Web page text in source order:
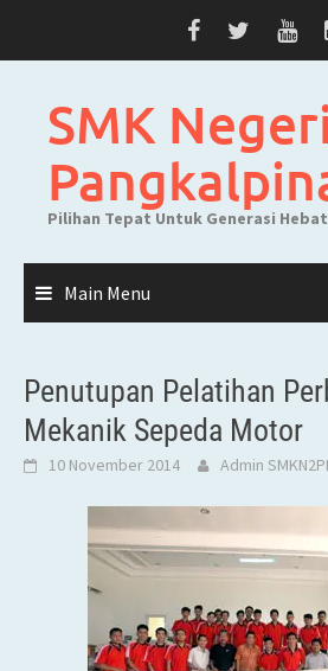
SMK
Pilihan Tepat Untuk Generasi
Main Menu
Penutupan Pelatihan
Mekanik Sepeda Motor
10 November 2014 Admin